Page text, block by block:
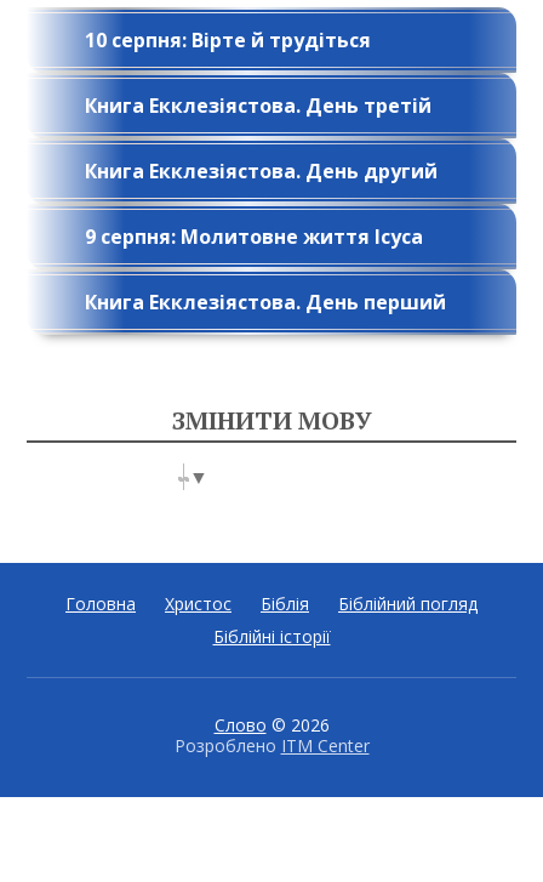
10 серпня: Вірте й трудіться
Книга Екклезіястова. День третій
Книга Екклезіястова. День другий
9 серпня: Молитовне життя Ісуса
Книга Екклезіястова. День перший
ЗМІНИТИ МОВУ
Select Language ▼
Головна Христос Біблія
Біблійний погляд
Біблійні історії
Слово © 2026
Розроблено ITM Center